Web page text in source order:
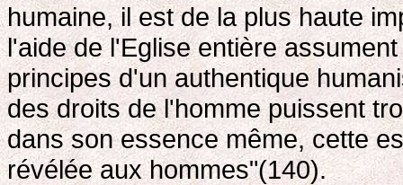
humaine, il est de la plus haute
l'aide de l'Eglise entière
principes d'un authentique
des droits de l'homme puissent
dans son essence même, cette
révélée aux hommes"(140).